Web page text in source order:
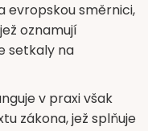
evropskou směrnici,
oznamují
setkaly na
v praxi však
zákona, jež splňuje